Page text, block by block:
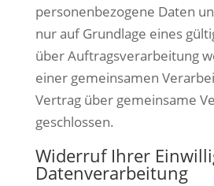
personenbezogene Daten
nur auf Grundlage eines
über Auftragsverarbeitung
einer gemeinsamen
Vertrag über gemeinsame
geschlossen.
Widerruf Ihrer
Datenverarbeitung